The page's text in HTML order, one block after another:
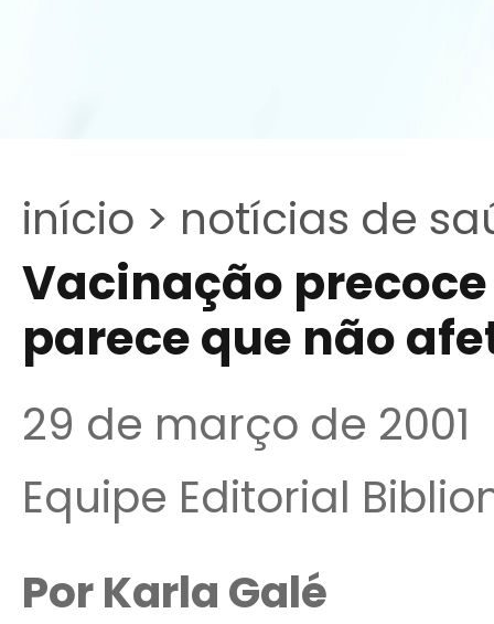
início > notícias de
Vacinação
parece que não
29 de março de 2001
Equipe Editorial
Por Karla Galé